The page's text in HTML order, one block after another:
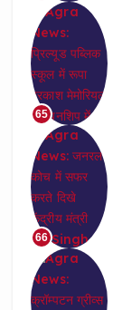
65
66